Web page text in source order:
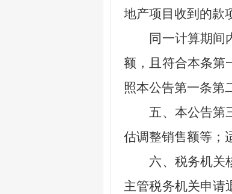
地产项目收到的款
同一计算期间内
额，且符合本条第
照本公告第一条第
五、本公告第三
估调整销售额等；
六、税务机关核
主管税务机关申请